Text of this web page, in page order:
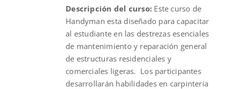
$830.00.$675.00.
Descripción del curso: Este curso de
Handyman esta diseñado para capacitar
al estudiante en las destrezas esenciales
de mantenimiento y reparación general
de estructuras residenciales y
comerciales ligeras. Los participantes
desarrollarán habilidades en carpintería